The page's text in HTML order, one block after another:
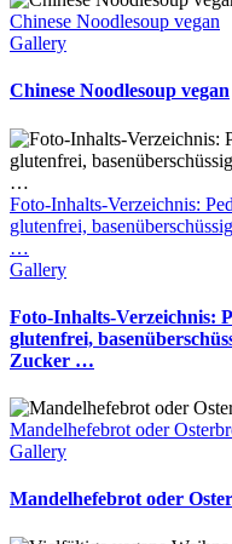
Chinese Noodlesoup vegan
Gallery
Chinese Noodlesoup vegan
Foto-Inhalts-Verzeichnis:
glutenfrei,
…
Gallery
Foto-Inhalts-Verzeichnis:
glutenfrei,
Zucker …
Mandelhefebrot oder
Gallery
Mandelhefebrot oder